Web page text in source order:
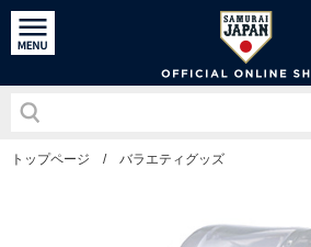
トップページ / バラエティグッズ